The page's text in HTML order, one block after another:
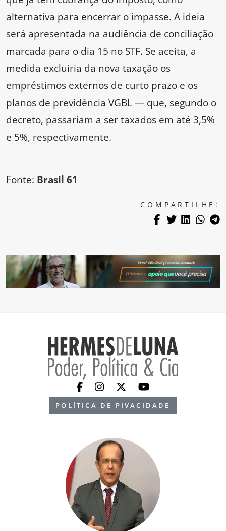
alternativa para encerrar o impasse. A ideia
será apresentada na audiência de conciliação
marcada para o dia 15 no STF. Se aceita, a
medida excluiria da nova taxação os
empréstimos externos de curto prazo e os
planos de previdência VGBL — que, segundo o
decreto, passariam a ser taxados em até 3,5%
e 5%, respectivamente.
Fonte: Brasil 61
COMPARTILHE:
POLÍTICA DE PIVACIDADE